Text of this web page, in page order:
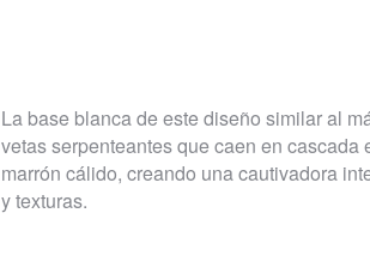
La base blanca de este diseño similar al
vetas serpenteantes que caen en cascada
marrón cálido, creando una cautivadora
y texturas.